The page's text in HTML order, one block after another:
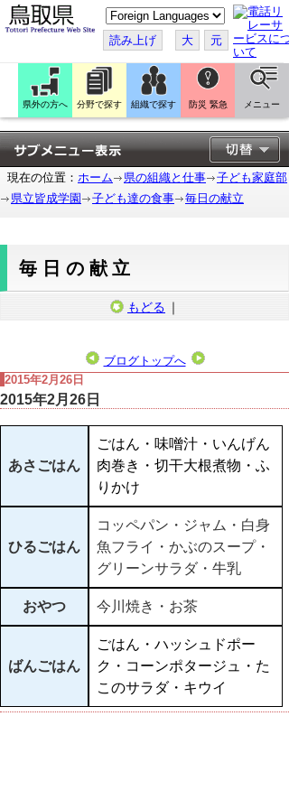
こ
の
ペ
ー
ジ
翻
訳
す
る
読み上げ 大 元
県外の方へ 分野で探す 組織で探す 防災 緊急 メニュー
現在の位置： ホーム 県の組織と仕事
子ども家庭部
県立皆成学園
子ども達の食事 毎日の献立
毎日の献立
もどる ｜
ブログトップへ
2015年2月26日
2015年2月26日
あさごはん
ごはん・味噌汁・いんげん
肉巻き・切干大根煮物・ふ
りかけ
ひるごはん
コッペパン・ジャム・白身
魚フライ・かぶのスープ・
グリーンサラダ・牛乳
おやつ 今川焼き・お茶
ばんごはん
ごはん・ハッシュドポー
ク・コーンポタージュ・た
このサラダ・キウイ